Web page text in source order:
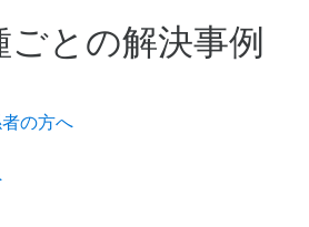
ごとの解決事例
の方へ